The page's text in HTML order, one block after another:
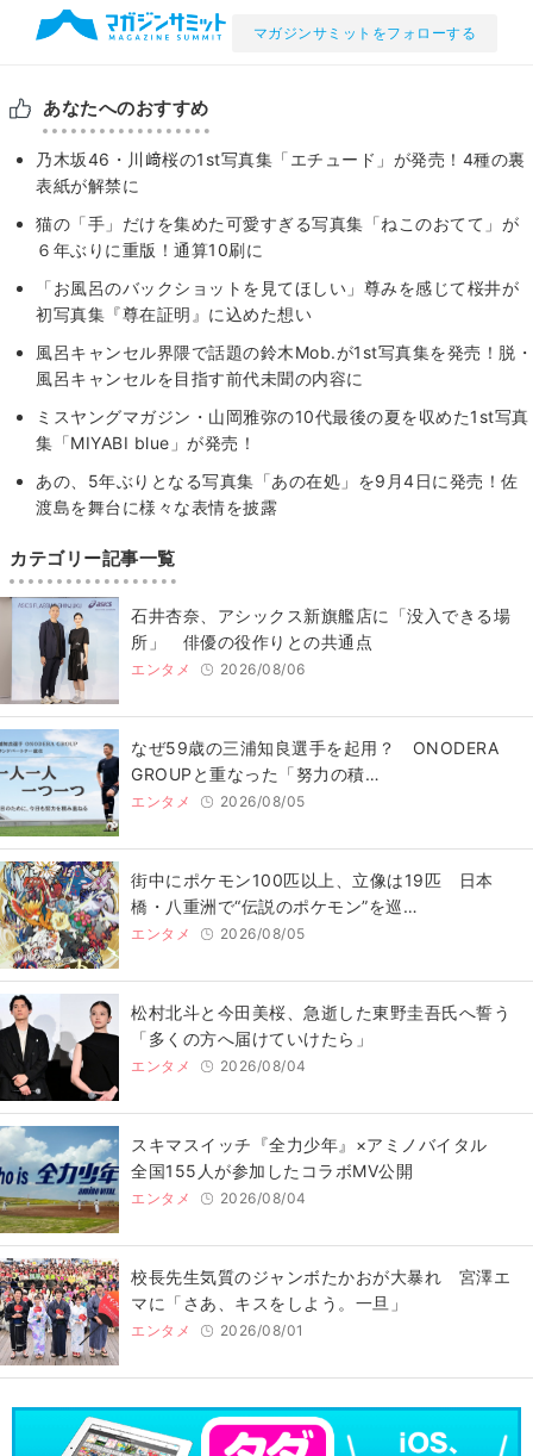
マガジンサミットをフォローする
あなたへのおすすめ
乃木坂46・川﨑桜の1st写真集「エチュード」が発売！4種の裏
表紙が解禁に
猫の「手」だけを集めた可愛すぎる写真集「ねこのおてて」が
６年ぶりに重版！通算10刷に
「お風呂のバックショットを見てほしい」尊みを感じて桜井が
初写真集『尊在証明』に込めた想い
風呂キャンセル界隈で話題の鈴木Mob.が1st写真集を発売！脱・
風呂キャンセルを目指す前代未聞の内容に
ミスヤングマガジン・山岡雅弥の10代最後の夏を収めた1st写真
集「MIYABI blue」が発売！
あの、5年ぶりとなる写真集「あの在処」を9月4日に発売！佐
渡島を舞台に様々な表情を披露
カテゴリー記事一覧
石井杏奈、アシックス新旗艦店に「没入できる場
所」 俳優の役作りとの共通点
エンタメ 2026/08/06
なぜ59歳の三浦知良選手を起用？ ONODERA
GROUPと重なった「努力の積…
エンタメ 2026/08/05
街中にポケモン100匹以上、立像は19匹 日本
橋・八重洲で“伝説のポケモン”を巡…
エンタメ 2026/08/05
松村北斗と今田美桜、急逝した東野圭吾氏へ誓う
「多くの方へ届けていけたら」
エンタメ 2026/08/04
スキマスイッチ『全力少年』×アミノバイタル
全国155人が参加したコラボMV公開
エンタメ 2026/08/04
校長先生気質のジャンボたかおが大暴れ 宮澤エ
マに「さあ、キスをしよう。一旦」
エンタメ 2026/08/01